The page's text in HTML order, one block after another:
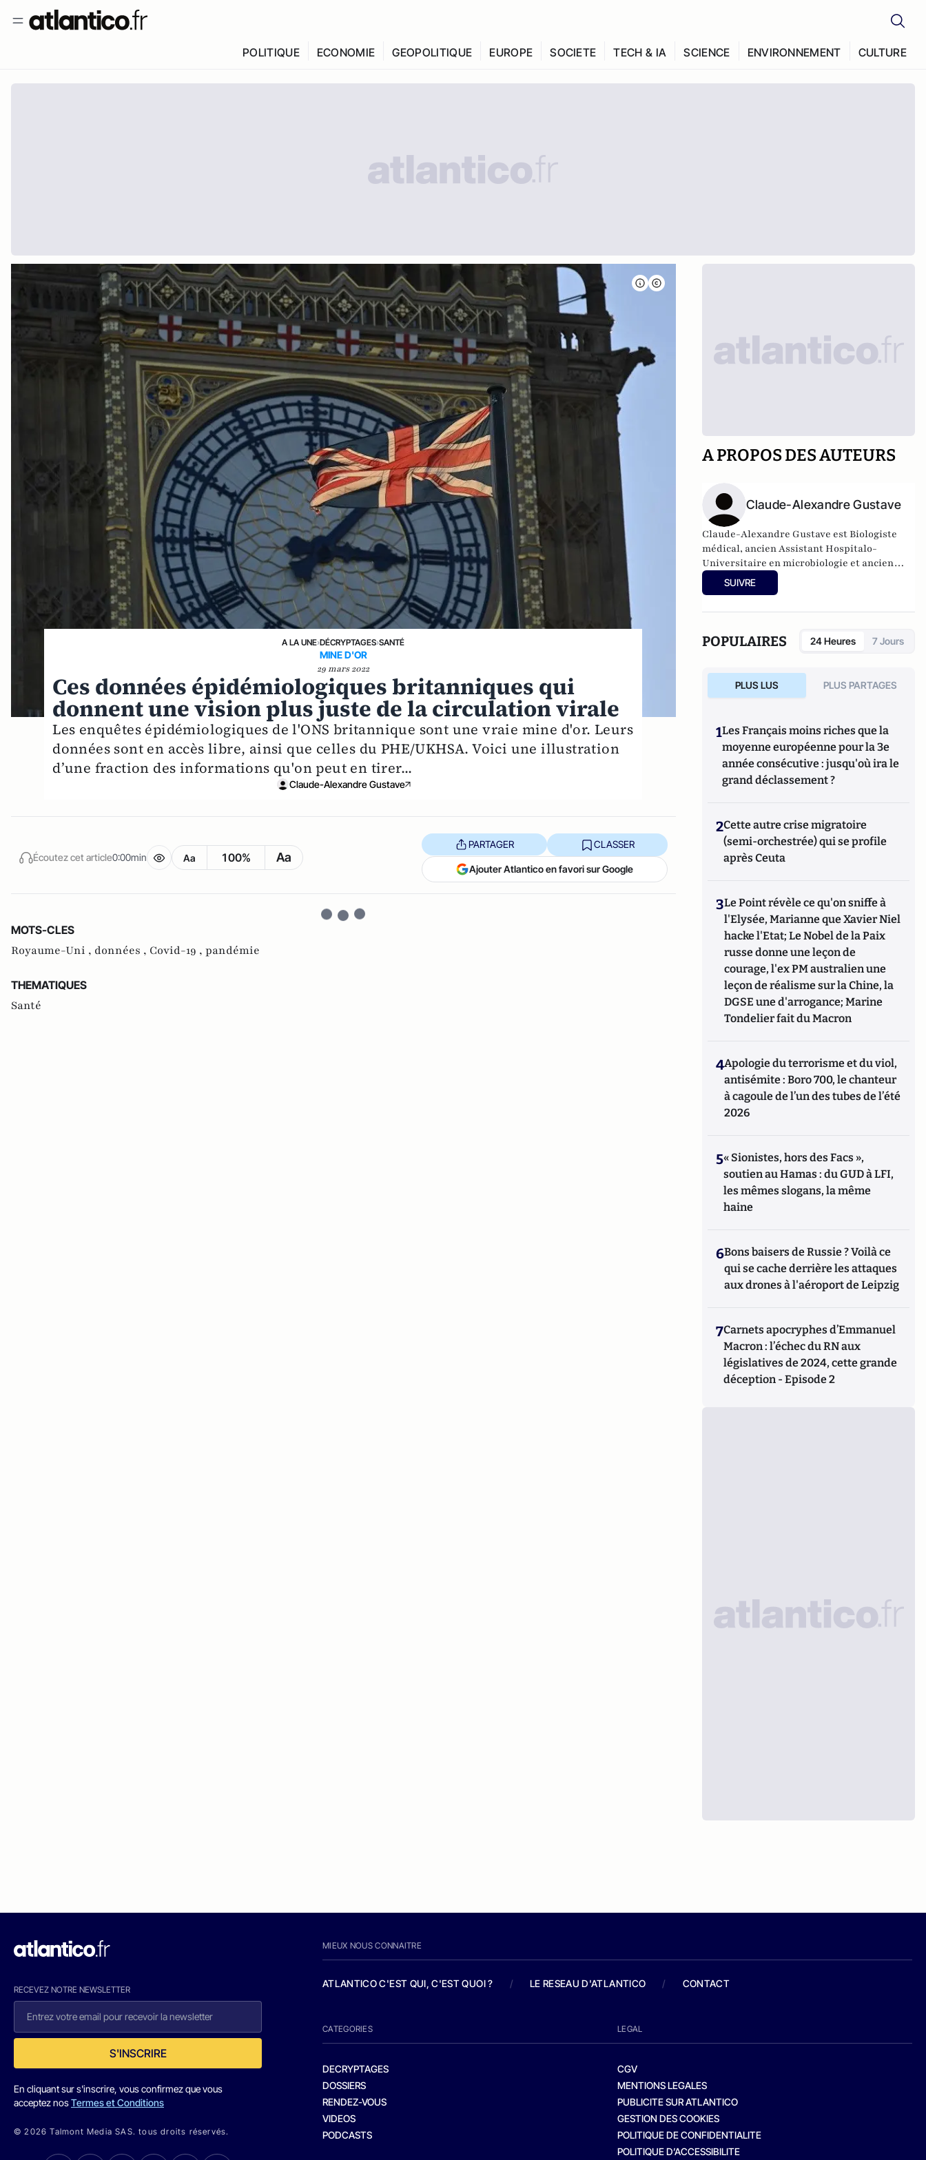
POLITIQUE ECONOMIE GEOPOLITIQUE EUROPE SOCIETE TECH & IA SCIENCE ENVIRONNEMENT CULTURE
A LA UNE›DÉCRYPTAGES›SANTÉ
MINE D'OR
29 mars 2022
Ces données épidémiologiques britanniques qui
donnent une vision plus juste de la circulation virale
Les enquêtes épidémiologiques de l'ONS britannique sont une vraie mine d'or. Leurs
données sont en accès libre, ainsi que celles du PHE/UKHSA. Voici une illustration
d’une fraction des informations qu'on peut en tirer...
Claude-Alexandre Gustave
Écoutez cet article0:00min Aa 100% Aa
PARTAGER CLASSER
Ajouter Atlantico en favori sur Google
MOTS-CLES
Royaume-Uni , données , Covid-19 , pandémie
THEMATIQUES
Santé
A PROPOS DES AUTEURS
Claude-Alexandre Gustave
Claude-Alexandre Gustave est Biologiste
médical, ancien Assistant Hospitalo-
Universitaire en microbiologie et ancien
Assistant Spécialiste en immunologie.
SUIVRE
POPULAIRES 24 Heures 7 Jours
PLUS LUS PLUS PARTAGES
1Les Français moins riches que la
moyenne européenne pour la 3e
année consécutive : jusqu'où ira le
grand déclassement ?
2Cette autre crise migratoire
(semi-orchestrée) qui se profile
après Ceuta
3Le Point révèle ce qu'on sniffe à
l'Elysée, Marianne que Xavier Niel
hacke l'Etat; Le Nobel de la Paix
russe donne une leçon de
courage, l'ex PM australien une
leçon de réalisme sur la Chine, la
DGSE une d'arrogance; Marine
Tondelier fait du Macron
4Apologie du terrorisme et du viol,
antisémite : Boro 700, le chanteur
à cagoule de l’un des tubes de l’été
2026
5« Sionistes, hors des Facs »,
soutien au Hamas : du GUD à LFI,
les mêmes slogans, la même
haine
6Bons baisers de Russie ? Voilà ce
qui se cache derrière les attaques
aux drones à l'aéroport de Leipzig
7Carnets apocryphes d’Emmanuel
Macron : l’échec du RN aux
législatives de 2024, cette grande
déception - Episode 2
RECEVEZ NOTRE NEWSLETTER
S'INSCRIRE
En cliquant sur s'inscrire, vous confirmez que vous
acceptez nosTermes et Conditions
© 2026 Talmont Media SAS. tous droits réservés.
MIEUX NOUS CONNAITRE
ATLANTICO C'EST QUI, C'EST QUOI ? / LE RESEAU D'ATLANTICO / CONTACT
CATEGORIES
DECRYPTAGES
DOSSIERS
RENDEZ-VOUS
VIDEOS
PODCASTS
LEGAL
CGV
MENTIONS LEGALES
PUBLICITE SUR ATLANTICO
GESTION DES COOKIES
POLITIQUE DE CONFIDENTIALITE
POLITIQUE D’ACCESSIBILITE